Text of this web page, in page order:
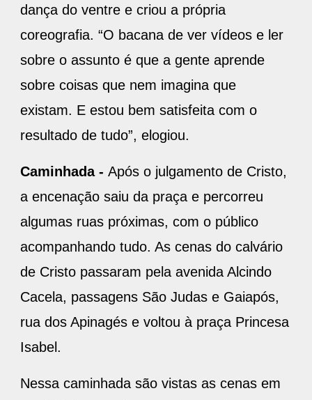
dança do ventre e criou a própria
coreografia. “O bacana de ver vídeos e ler
sobre o assunto é que a gente aprende
sobre coisas que nem imagina que
existam. E estou bem satisfeita com o
resultado de tudo”, elogiou.
Caminhada - Após o julgamento de Cristo,
a encenação saiu da praça e percorreu
algumas ruas próximas, com o público
acompanhando tudo. As cenas do calvário
de Cristo passaram pela avenida Alcindo
Cacela, passagens São Judas e Gaiapós,
rua dos Apinagés e voltou à praça Princesa
Isabel.
Nessa caminhada são vistas as cenas em